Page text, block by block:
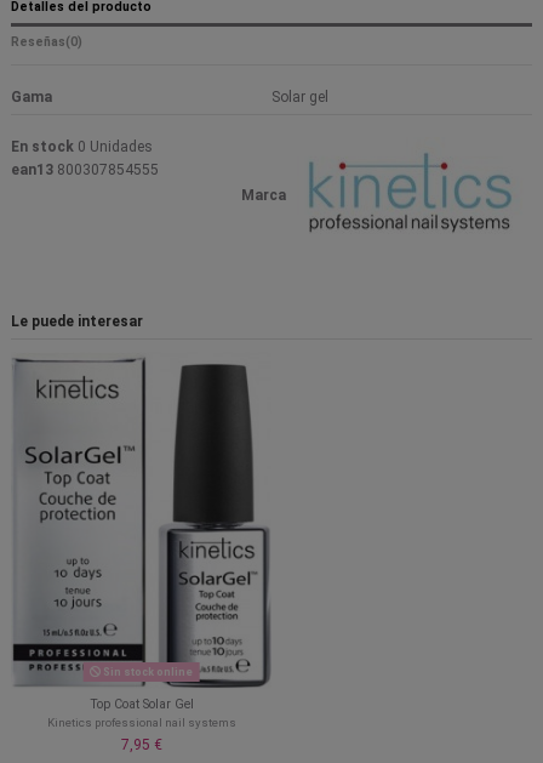
Detalles del producto
Reseñas(0)
Gama Solar gel
Marca
En stock 0 Unidades
ean13 800307854555
Le puede interesar
Sin stock online
Top Coat Solar Gel
Kinetics professional nail systems
7,95 €